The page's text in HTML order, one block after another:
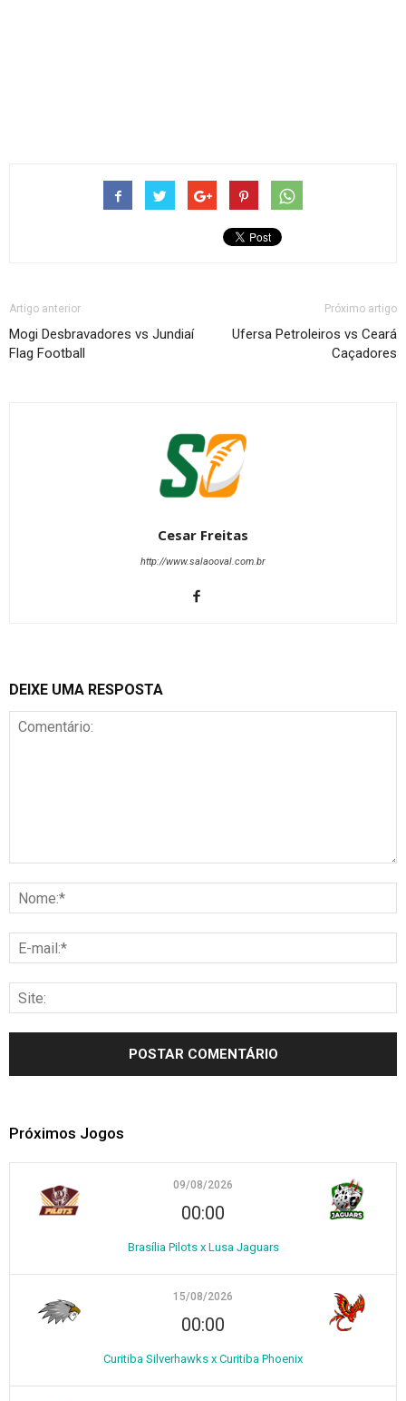
Artigo anterior
Mogi Desbravadores vs Jundiaí
Flag Football
Próximo artigo
Ufersa Petroleiros vs Ceará
Caçadores
Cesar Freitas
http://www.salaooval.com.br
DEIXE UMA RESPOSTA
Próximos Jogos
09/08/2026
00:00
Brasília Pilots x Lusa Jaguars
15/08/2026
00:00
Curitiba Silverhawks x Curitiba Phoenix